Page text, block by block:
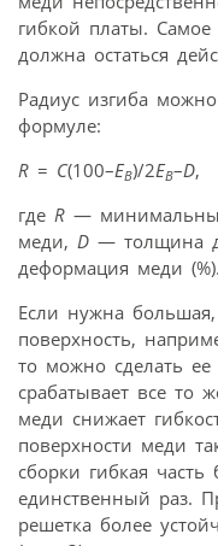
гибкой платы. Самое
должна остаться
Радиус изгиба
формуле:
R = C(100–EB)/2EB–D,
где R —
меди, D — толщина
деформация меди (%).
Если нужна
поверхность,
то можно сделать
срабатывает все то
меди снижает
поверхности меди
сборки гибкая
единственный раз.
решетка более